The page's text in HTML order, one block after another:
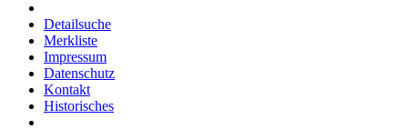
Detailsuche
Merkliste
Impressum
Datenschutz
Kontakt
Historisches